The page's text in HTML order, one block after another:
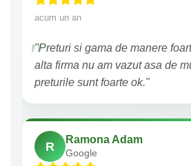
acum un an
"Preturi si gama de manere
alta firma nu am vazut asa de
preturile sunt foarte ok."
R
Ramona Adam
Google